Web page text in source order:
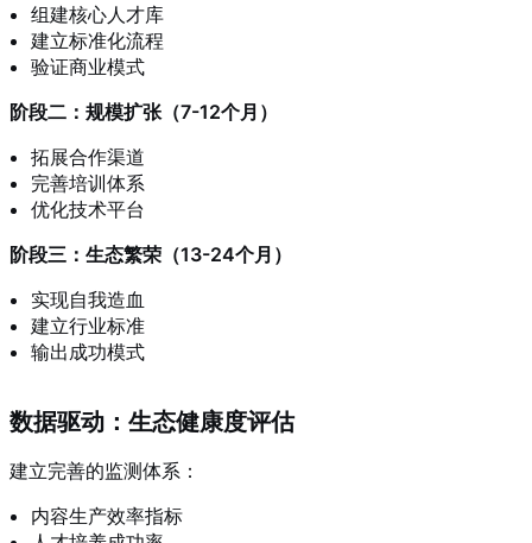
组建核心人才库
建立标准化流程
验证商业模式
阶段二：规模扩张（7-12个月）
拓展合作渠道
完善培训体系
优化技术平台
阶段三：生态繁荣（13-24个月）
实现自我造血
建立行业标准
输出成功模式
数据驱动：生态健康度评估
建立完善的监测体系：
内容生产效率指标